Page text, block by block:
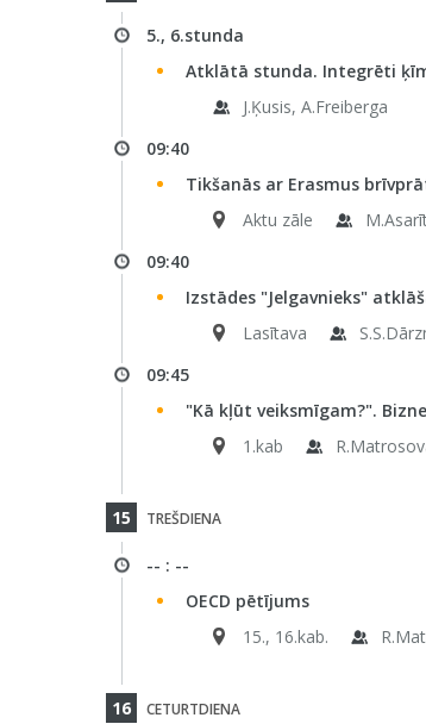
5., 6.stunda
Atklātā stunda. Integrēti
J.Ķusis, A.Freiberga
09:40
Tikšanās ar Erasmus
Aktu zāle
09:40
Izstādes "Jelgavnieks"
Lasītava
09:45
"Kā kļūt veiksmīgam?".
1.kab
15 TREŠDIENA
-- : --
OECD pētījums
15., 16.kab.
16 CETURTDIENA